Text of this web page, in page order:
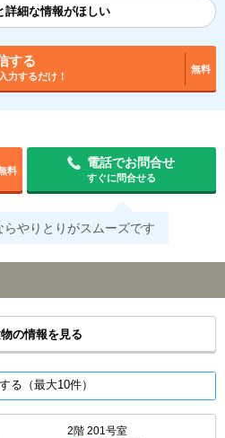
詳細な情報がほしい
する
力するだけ！
無料
料
電話でお問合せ
すぐに問合せる
らやりとりがスムーズです
の情報を見る
る（最大10件）
2階 201号室